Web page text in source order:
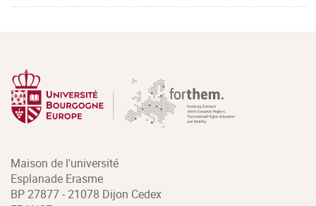
Maison de l'université
Esplanade Erasme
BP 27877 - 21078 Dijon Cedex